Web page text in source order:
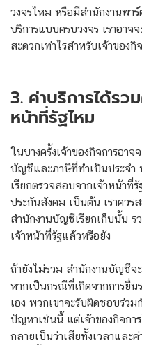
วงจรไหม หรือมีสำนักงานพา
บริการแบบครบวงจร เราอาจ
สะดวกเท่าไรสำหรับเจ้าของกิ
3. ค่าบริการได้รว
หน้าที่รัฐไหม
ในบางครั้งเจ้าของกิจการอา
บัญชีและภาษีที่ทำเป็นประจำ
เรียกตรวจสอบจากเจ้าหน้าที่
ประกันสังคม เป็นต้น เราควร
สำนักงานบัญชีเรียกเก็บนั้น ร
เจ้าหน้าที่รัฐแล้วหรือยัง
ถ้ายังไม่รวม สำนักงานบัญชีจ
หากเป็นกรณีที่เกิดจากการยื่
เอง พวกเขาจะรับผิดชอบร่ว
ปัญหาเช่นนี้ แต่เจ้าของกิจกา
กลายเป็นว่าเสียทั้งเวลาและ